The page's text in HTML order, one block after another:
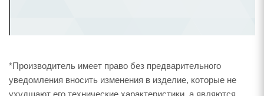
*Производитель имеет право без предварительного
уведомления вносить изменения в изделие, которые не
ухудшают его технические характеристики, а являются